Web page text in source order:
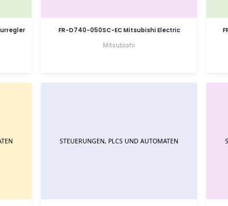
FR-D740-050SC-EC Mitsubishi Electric
Mitsubishi